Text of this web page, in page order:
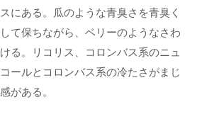
にある。瓜のような青臭さを青臭く
て保ちながら、ベリーのようなさわ
る。リコリス、コロンバス系のニュ
ールとコロンバス系の冷たさがまじ
がある。